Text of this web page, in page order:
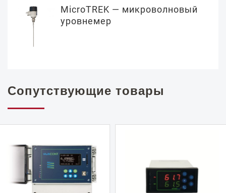
MicroTREK — микроволновый
уровнемер
Сопутствующие товары